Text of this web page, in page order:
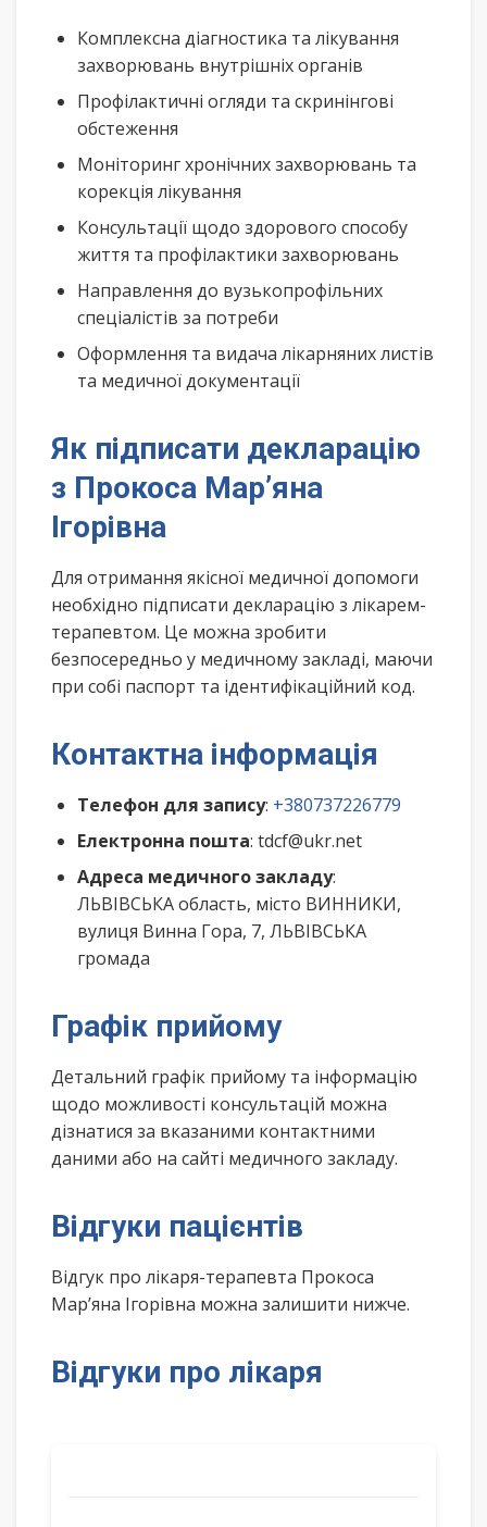
Комплексна діагностика та лікування
захворювань внутрішніх органів
Профілактичні огляди та скринінгові
обстеження
Моніторинг хронічних захворювань та
корекція лікування
Консультації щодо здорового способу
життя та профілактики захворювань
Направлення до вузькопрофільних
спеціалістів за потреби
Оформлення та видача лікарняних листів
та медичної документації
Як підписати декларацію
з Прокоса Мар’яна
Ігорівна
Для отримання якісної медичної допомоги
необхідно підписати декларацію з лікарем-
терапевтом. Це можна зробити
безпосередньо у медичному закладі, маючи
при собі паспорт та ідентифікаційний код.
Контактна інформація
Телефон для запису: +380737226779
Електронна пошта: tdcf@ukr.net
Адреса медичного закладу:
ЛЬВІВСЬКА область, місто ВИННИКИ,
вулиця Винна Гора, 7, ЛЬВІВСЬКА
громада
Графік прийому
Детальний графік прийому та інформацію
щодо можливості консультацій можна
дізнатися за вказаними контактними
даними або на сайті медичного закладу.
Відгуки пацієнтів
Відгук про лікаря-терапевта Прокоса
Мар’яна Ігорівна можна залишити нижче.
Відгуки про лікаря